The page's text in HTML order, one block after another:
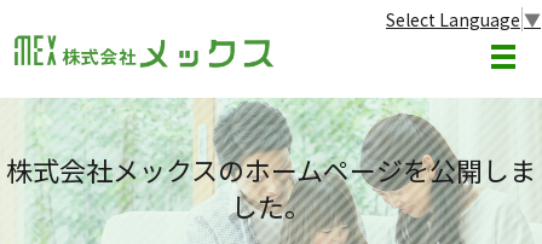
Select Language ▼
メ
株式会社メックスのホームページを公開しま
した。